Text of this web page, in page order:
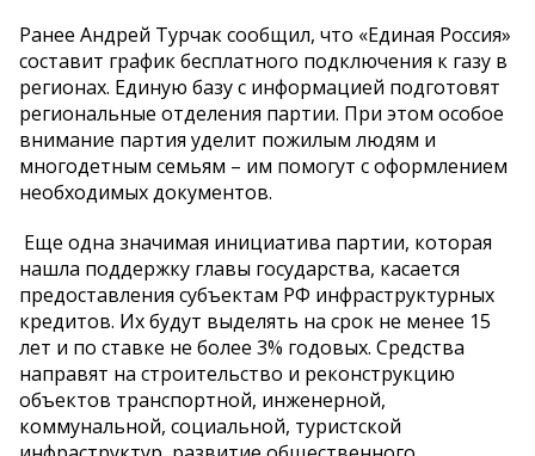
Ранее Андрей Турчак сообщил, что «Единая Россия»
составит график бесплатного подключения к газу в
регионах. Единую базу с информацией подготовят
региональные отделения партии. При этом особое
внимание партия уделит пожилым людям и
многодетным семьям – им помогут с оформлением
необходимых документов.
Еще одна значимая инициатива партии, которая
нашла поддержку главы государства, касается
предоставления субъектам РФ инфраструктурных
кредитов. Их будут выделять на срок не менее 15
лет и по ставке не более 3% годовых. Средства
направят на строительство и реконструкцию
объектов транспортной, инженерной,
коммунальной, социальной, туристской